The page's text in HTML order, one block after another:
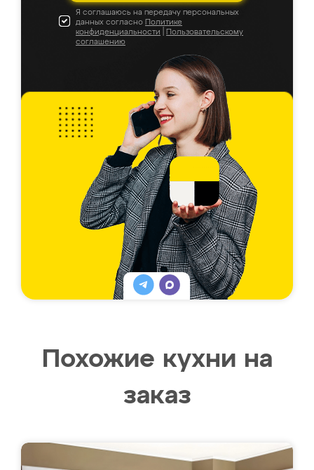
Я соглашаюсь на передачу персональных
данных согласно Политике
конфиденциальности
Пользовательскому
соглашению
Похожие кухни на
заказ